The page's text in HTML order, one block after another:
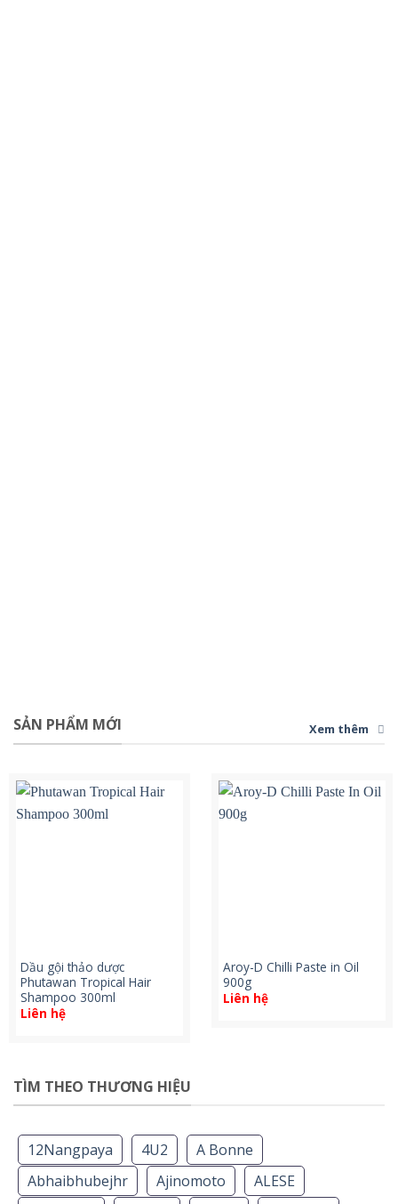
SẢN PHẨM MỚI Xem thêm
Dầu gội thảo dược
Phutawan Tropical Hair
Shampoo 300ml
Liên hệ
Aroy-D Chilli Paste in Oil
900g
Liên hệ
TÌM THEO THƯƠNG HIỆU
12Nangpaya 4U2
A Bonne
Abhaibhubejhr
Ajinomoto
ALESE